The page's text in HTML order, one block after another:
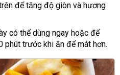
để tăng độ giòn và hương
có thể dùng ngay hoặc để
phút trước khi ăn để mát hơn.